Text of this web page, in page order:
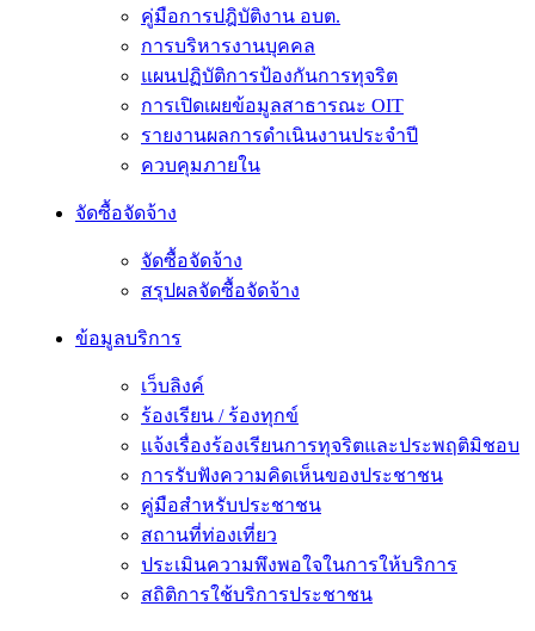
คู่มือการปฎิบัติงาน อบต.
การบริหารงานบุคคล
แผนปฏิบัติการป้องกันการทุจริต
การเปิดเผยข้อมูลสาธารณะ OIT
รายงานผลการดำเนินงานประจำปี
ควบคุมภายใน
จัดซื้อจัดจ้าง
จัดซื้อจัดจ้าง
สรุปผลจัดซื้อจัดจ้าง
ข้อมูลบริการ
เว็บลิงค์
ร้องเรียน / ร้องทุกข์
แจ้งเรื่องร้องเรียนการทุจริตและประพฤติมิชอบ
การรับฟังความคิดเห็นของประชาชน
คู่มือสำหรับประชาชน
สถานที่ท่องเที่ยว
ประเมินความพึงพอใจในการให้บริการ
สถิติการใช้บริการประชาชน